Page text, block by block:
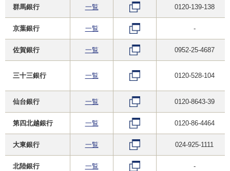
群馬銀行 一覧 0120-139-138
京葉銀行 一覧 -
佐賀銀行 一覧 0952-25-4687
三十三銀行 一覧 0120-528-104
仙台銀行 一覧 0120-8643-39
第四北越銀行 一覧 0120-86-4464
大東銀行 一覧 024-925-1111
北陸銀行 一覧 -